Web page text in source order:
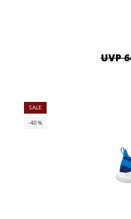
UVP
SALE
-40%